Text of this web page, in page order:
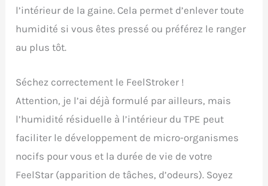
l’intérieur de la gaine. Cela permet d’enlever toute
humidité si vous êtes pressé ou préférez le ranger
au plus tôt.
Séchez correctement le FeelStroker !
Attention, je l’ai déjà formulé par ailleurs, mais
l’humidité résiduelle à l’intérieur du TPE peut
faciliter le développement de micro-organismes
nocifs pour vous et la durée de vie de votre
FeelStar (apparition de tâches, d’odeurs). Soyez